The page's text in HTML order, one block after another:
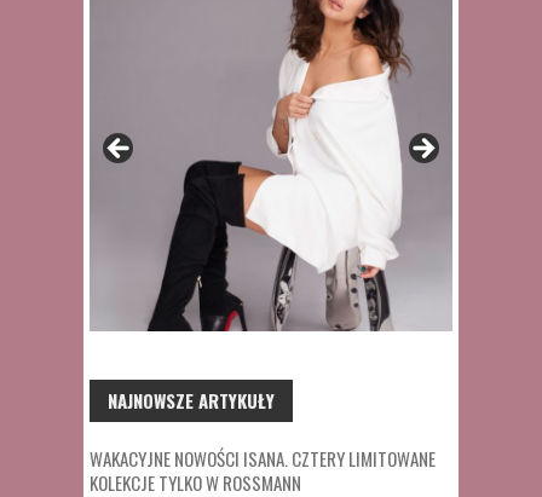
NAJNOWSZE ARTYKUŁY
WAKACYJNE NOWOŚCI ISANA. CZTERY LIMITOWANE
KOLEKCJE TYLKO W ROSSMANN